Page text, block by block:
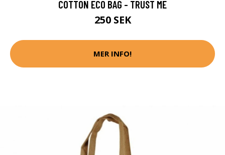
COTTON ECO BAG - TRUST ME
250 SEK
MER INFO!